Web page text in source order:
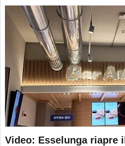
Video: Esselunga riapre